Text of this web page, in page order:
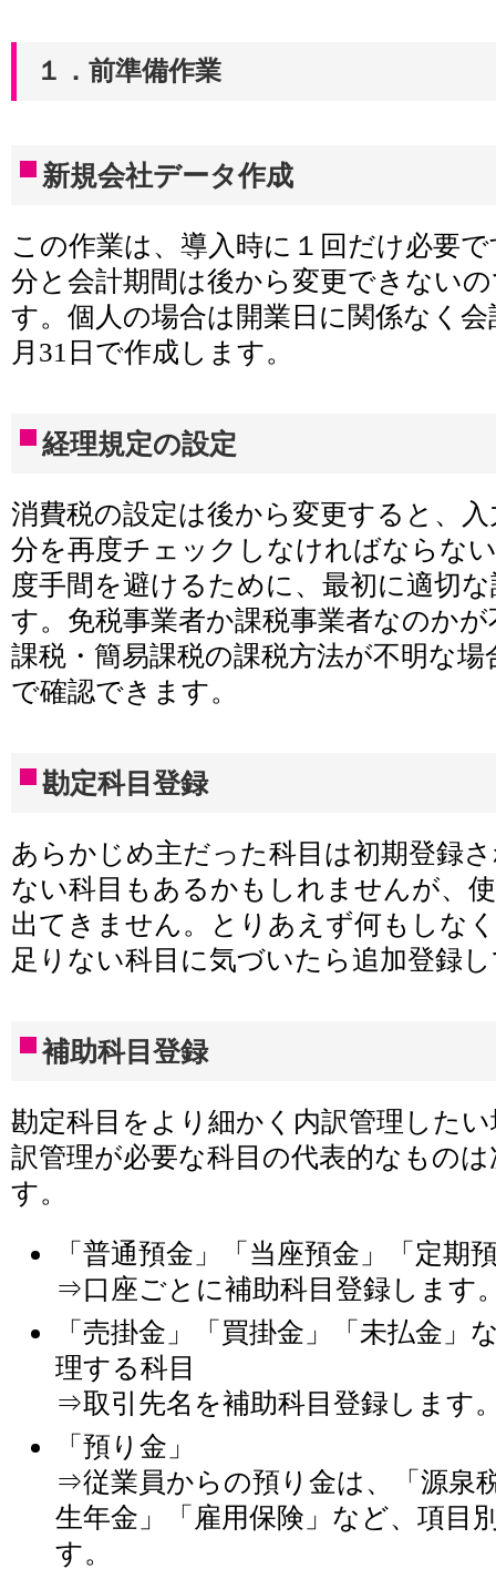
１．前準備作業
新規会社データ作成
この作業は、導入時に１回だけ必要
分と会計期間は後から変更できない
す。個人の場合は開業日に関係なく会
月31日で作成します。
経理規定の設定
消費税の設定は後から変更すると、
分を再度チェックしなければならな
度手間を避けるために、最初に適切
す。免税事業者か課税事業者なのか
課税・簡易課税の課税方法が不明な
で確認できます。
勘定科目登録
あらかじめ主だった科目は初期登録
ない科目もあるかもしれませんが、
出てきません。とりあえず何もしな
足りない科目に気づいたら追加登録
補助科目登録
勘定科目をより細かく内訳管理した
訳管理が必要な科目の代表的なもの
す。
「普通預金」「当座預金」「定期
⇒口座ごとに補助科目登録します
「売掛金」「買掛金」「未払金」
理する科目
⇒取引先名を補助科目登録します
「預り金」
⇒従業員からの預り金は、「源泉
生年金」「雇用保険」など、項目
す。